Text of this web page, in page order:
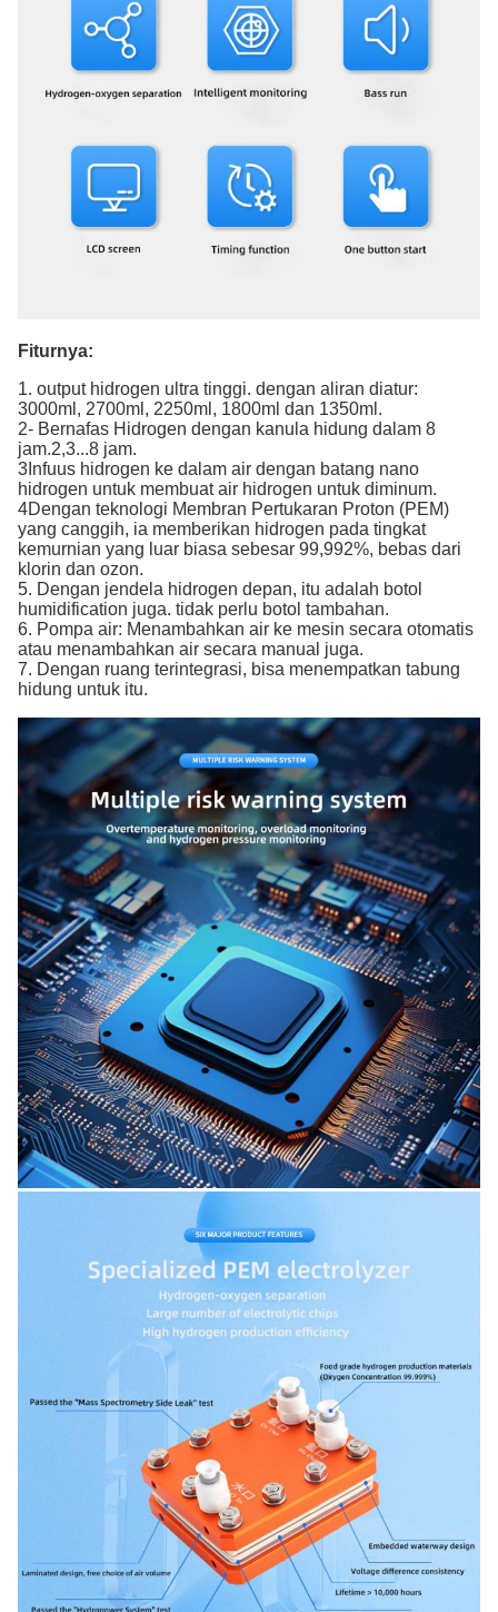
Fiturnya:
1. output hidrogen ultra tinggi. dengan aliran diatur:
3000ml, 2700ml, 2250ml, 1800ml dan 1350ml.
2- Bernafas Hidrogen dengan kanula hidung dalam 8
jam.2,3...8 jam.
3Infuus hidrogen ke dalam air dengan batang nano
hidrogen untuk membuat air hidrogen untuk diminum.
4Dengan teknologi Membran Pertukaran Proton (PEM)
yang canggih, ia memberikan hidrogen pada tingkat
kemurnian yang luar biasa sebesar 99,992%, bebas dari
klorin dan ozon.
5. Dengan jendela hidrogen depan, itu adalah botol
humidification juga. tidak perlu botol tambahan.
6. Pompa air: Menambahkan air ke mesin secara otomatis
atau menambahkan air secara manual juga.
7. Dengan ruang terintegrasi, bisa menempatkan tabung
hidung untuk itu.